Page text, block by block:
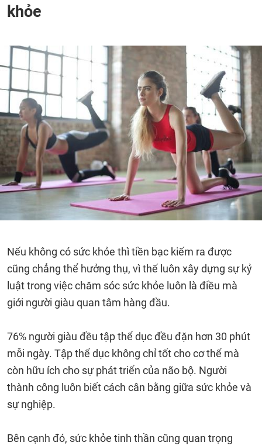
khỏe
Nếu không có sức khỏe thì tiền bạc kiếm ra được
cũng chẳng thể hưởng thụ, vì thế luôn xây dựng sự kỷ
luật trong việc chăm sóc sức khỏe luôn là điều mà
giới người giàu quan tâm hàng đầu.
76% người giàu đều tập thể dục đều đặn hơn 30 phút
mỗi ngày. Tập thể dục không chỉ tốt cho cơ thể mà
còn hữu ích cho sự phát triển của não bộ. Người
thành công luôn biết cách cân bằng giữa sức khỏe và
sự nghiệp.
Bên cạnh đó, sức khỏe tinh thần cũng quan trọng